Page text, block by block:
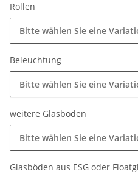
Rollen
Bitte wählen Sie eine
Beleuchtung
Bitte wählen Sie eine
weitere Glasböden
Bitte wählen Sie eine
Glasböden aus ESG oder